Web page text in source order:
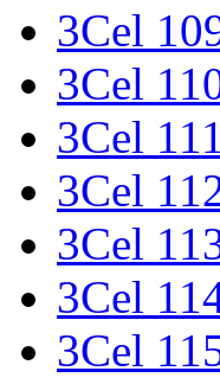
3Cel
3Cel
3Cel 111
3Cel
3Cel
3Cel
3Cel